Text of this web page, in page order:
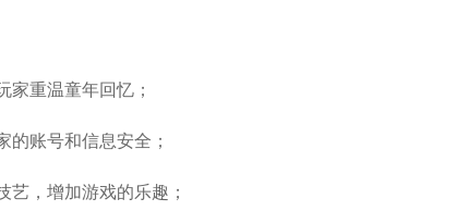
家重温童年回忆；
的账号和信息安全；
艺，增加游戏的乐趣；